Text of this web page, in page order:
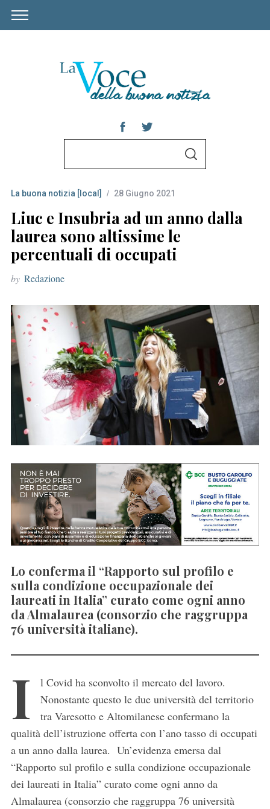
r
c
h
f
o
r
S
La buona notizia [local] 28 Giugno 2021
Liuc e Insubria ad un anno dalla
laurea sono altissime le
percentuali di occupati
by Redazione
Lo conferma il “Rapporto sul profilo e
sulla condizione occupazionale dei
laureati in Italia” curato come ogni anno
da Almalaurea (consorzio che raggruppa
76 università italiane).
I
l Covid ha sconvolto il mercato del lavoro.
Nonostante questo le due università del territorio
tra Varesotto e Altomilanese confermano la
qualità dell’istruzione offerta con l’ano tasso di occupati
a un anno dalla laurea. Un’evidenza emersa dal
“Rapporto sul profilo e sulla condizione occupazionale
dei laureati in Italia” curato come ogni anno da
Almalaurea (consorzio che raggruppa 76 università